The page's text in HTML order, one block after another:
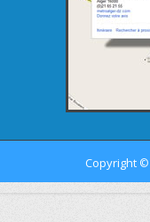
Copyright ©